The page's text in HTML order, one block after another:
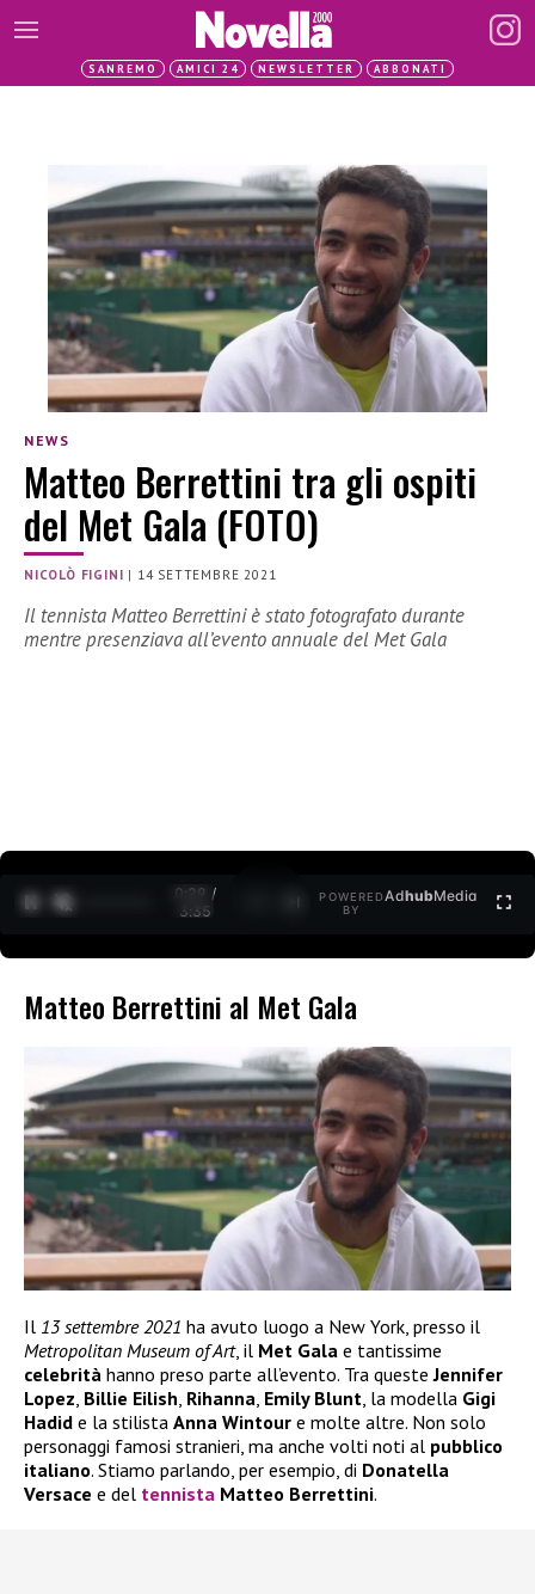
SANREMO AMICI 24 NEWSLETTER ABBONATI
NEWS
Matteo Berrettini tra gli ospiti
del Met Gala (FOTO)
NICOLÒ FIGINI | 14 SETTEMBRE 2021
Il tennista Matteo Berrettini è stato fotografato durante
mentre presenziava all’evento annuale del Met Gala
0:30 /
3:35
POWERED
BY
AdhubMedia
Matteo Berrettini al Met Gala
Il 13 settembre 2021 ha avuto luogo a New York, presso il
Metropolitan Museum of Art, il Met Gala e tantissime
celebrità hanno preso parte all’evento. Tra questeJennifer
Lopez, Billie Eilish, Rihanna, Emily Blunt, la modella Gigi
Hadid e la stilista Anna Wintour e molte altre. Non solo
personaggi famosi stranieri, ma anche volti noti al pubblico
italiano. Stiamo parlando, per esempio, di Donatella
Versace e del tennista Matteo Berrettini.